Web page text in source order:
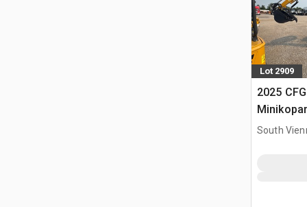
Lot 2909
2025
South